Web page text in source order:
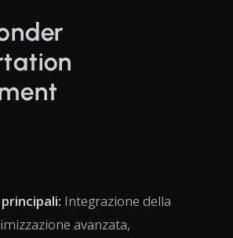
Integrazione della
avanzata,